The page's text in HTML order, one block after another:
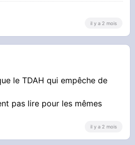
il y a 2 mois
le TDAH qui empêche de
pas lire pour les mêmes
il y a 2 mois